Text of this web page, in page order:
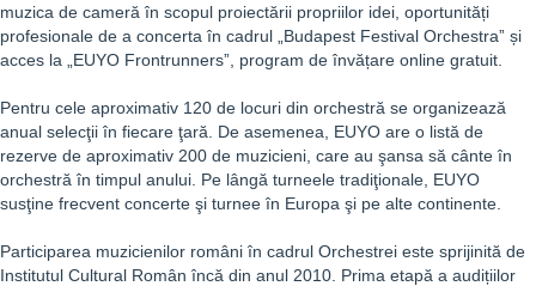
muzica de cameră în scopul proiectării propriilor idei, oportunități
profesionale de a concerta în cadrul „Budapest Festival Orchestraˮ și
acces la „EUYO Frontrunnersˮ, program de învățare online gratuit.
Pentru cele aproximativ 120 de locuri din orchestră se organizează
anual selecţii în fiecare ţară. De asemenea, EUYO are o listă de
rezerve de aproximativ 200 de muzicieni, care au şansa să cânte în
orchestră în timpul anului. Pe lângă turneele tradiţionale, EUYO
susţine frecvent concerte şi turnee în Europa şi pe alte continente.
Participarea muzicienilor români în cadrul Orchestrei este sprijinită de
Institutul Cultural Român încă din anul 2010. Prima etapă a audițiilor